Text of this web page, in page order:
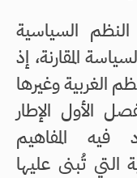
السياسية
المقارنة، إذ
الغربية وغيرها
الأول الإطار
المفاهيم
تُبنى عليها